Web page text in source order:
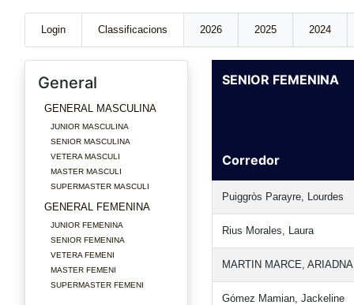
Login Classificacions 2026 2025 2024
General
GENERAL MASCULINA
JUNIOR MASCULINA
SENIOR MASCULINA
VETERA MASCULI
MASTER MASCULI
SUPERMASTER MASCULI
GENERAL FEMENINA
JUNIOR FEMENINA
SENIOR FEMENINA
VETERA FEMENI
MASTER FEMENI
SUPERMASTER FEMENI
SENIOR FEMENINA
Corredor
Puiggròs Parayre, Lourdes
Rius Morales, Laura
MARTIN MARCE, ARIADNA
Gómez Mamian, Jackeline